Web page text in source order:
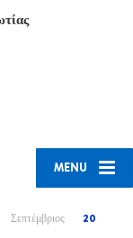
MENU
Σεπτέμβριος 20